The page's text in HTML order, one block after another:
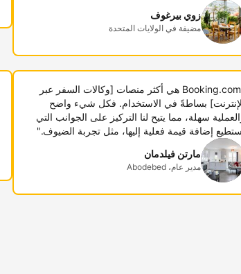
زوي بيرغوف
مضيفة في الولايات المتحدة
"Booking.com هي أكثر منصات [وكالات السفر عبر
بساطةً في الاستخدام. فكل شيء واضح
سهلة، مما يتيح لنا التركيز على الجوانب التي
إضافة قيمة فعلية إليها، مثل تجربة الضيوف."
مارتن فيلدمان
مدير عام، Abodebed